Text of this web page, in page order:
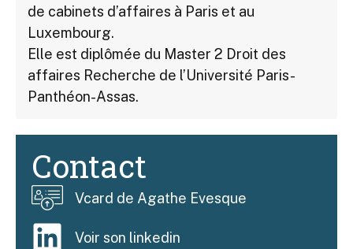
de cabinets d’affaires à Paris et au
Luxembourg.
Elle est diplômée du Master 2 Droit des
affaires Recherche de l’Université Paris-
Panthéon-Assas.
Contact
Vcard de Agathe Evesque
Voir son linkedin